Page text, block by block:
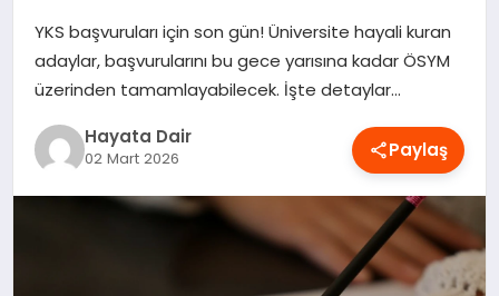
KRIPTO PARALAR
KIMDIR?
NEDIR?
YKS başvuruları için son gün! Üniversite hayali kuran
adaylar, başvurularını bu gece yarısına kadar ÖSYM
üzerinden tamamlayabilecek. İşte detaylar…
Hayata Dair
02 Mart 2026 Paylaş